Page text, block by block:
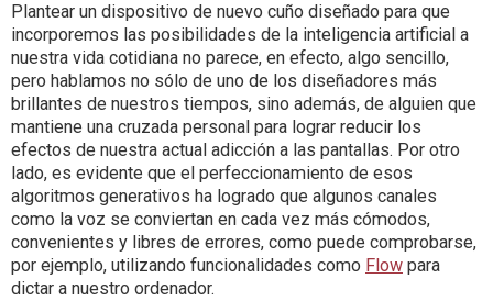
Plantear un dispositivo de nuevo cuño diseñado para que
incorporemos las posibilidades de la inteligencia artificial a
nuestra vida cotidiana no parece, en efecto, algo sencillo,
pero hablamos no sólo de uno de los diseñadores más
brillantes de nuestros tiempos, sino además, de alguien que
mantiene una cruzada personal para lograr reducir los
efectos de nuestra actual adicción a las pantallas. Por otro
lado, es evidente que el perfeccionamiento de esos
algoritmos generativos ha logrado que algunos canales
como la voz se conviertan en cada vez más cómodos,
convenientes y libres de errores, como puede comprobarse,
por ejemplo, utilizando funcionalidades como Flow para
dictar a nuestro ordenador.